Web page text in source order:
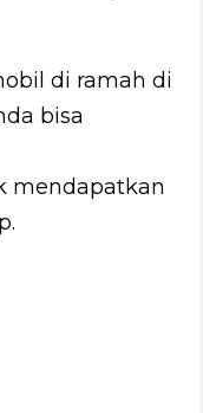
di ramah di
bisa
mendapatkan